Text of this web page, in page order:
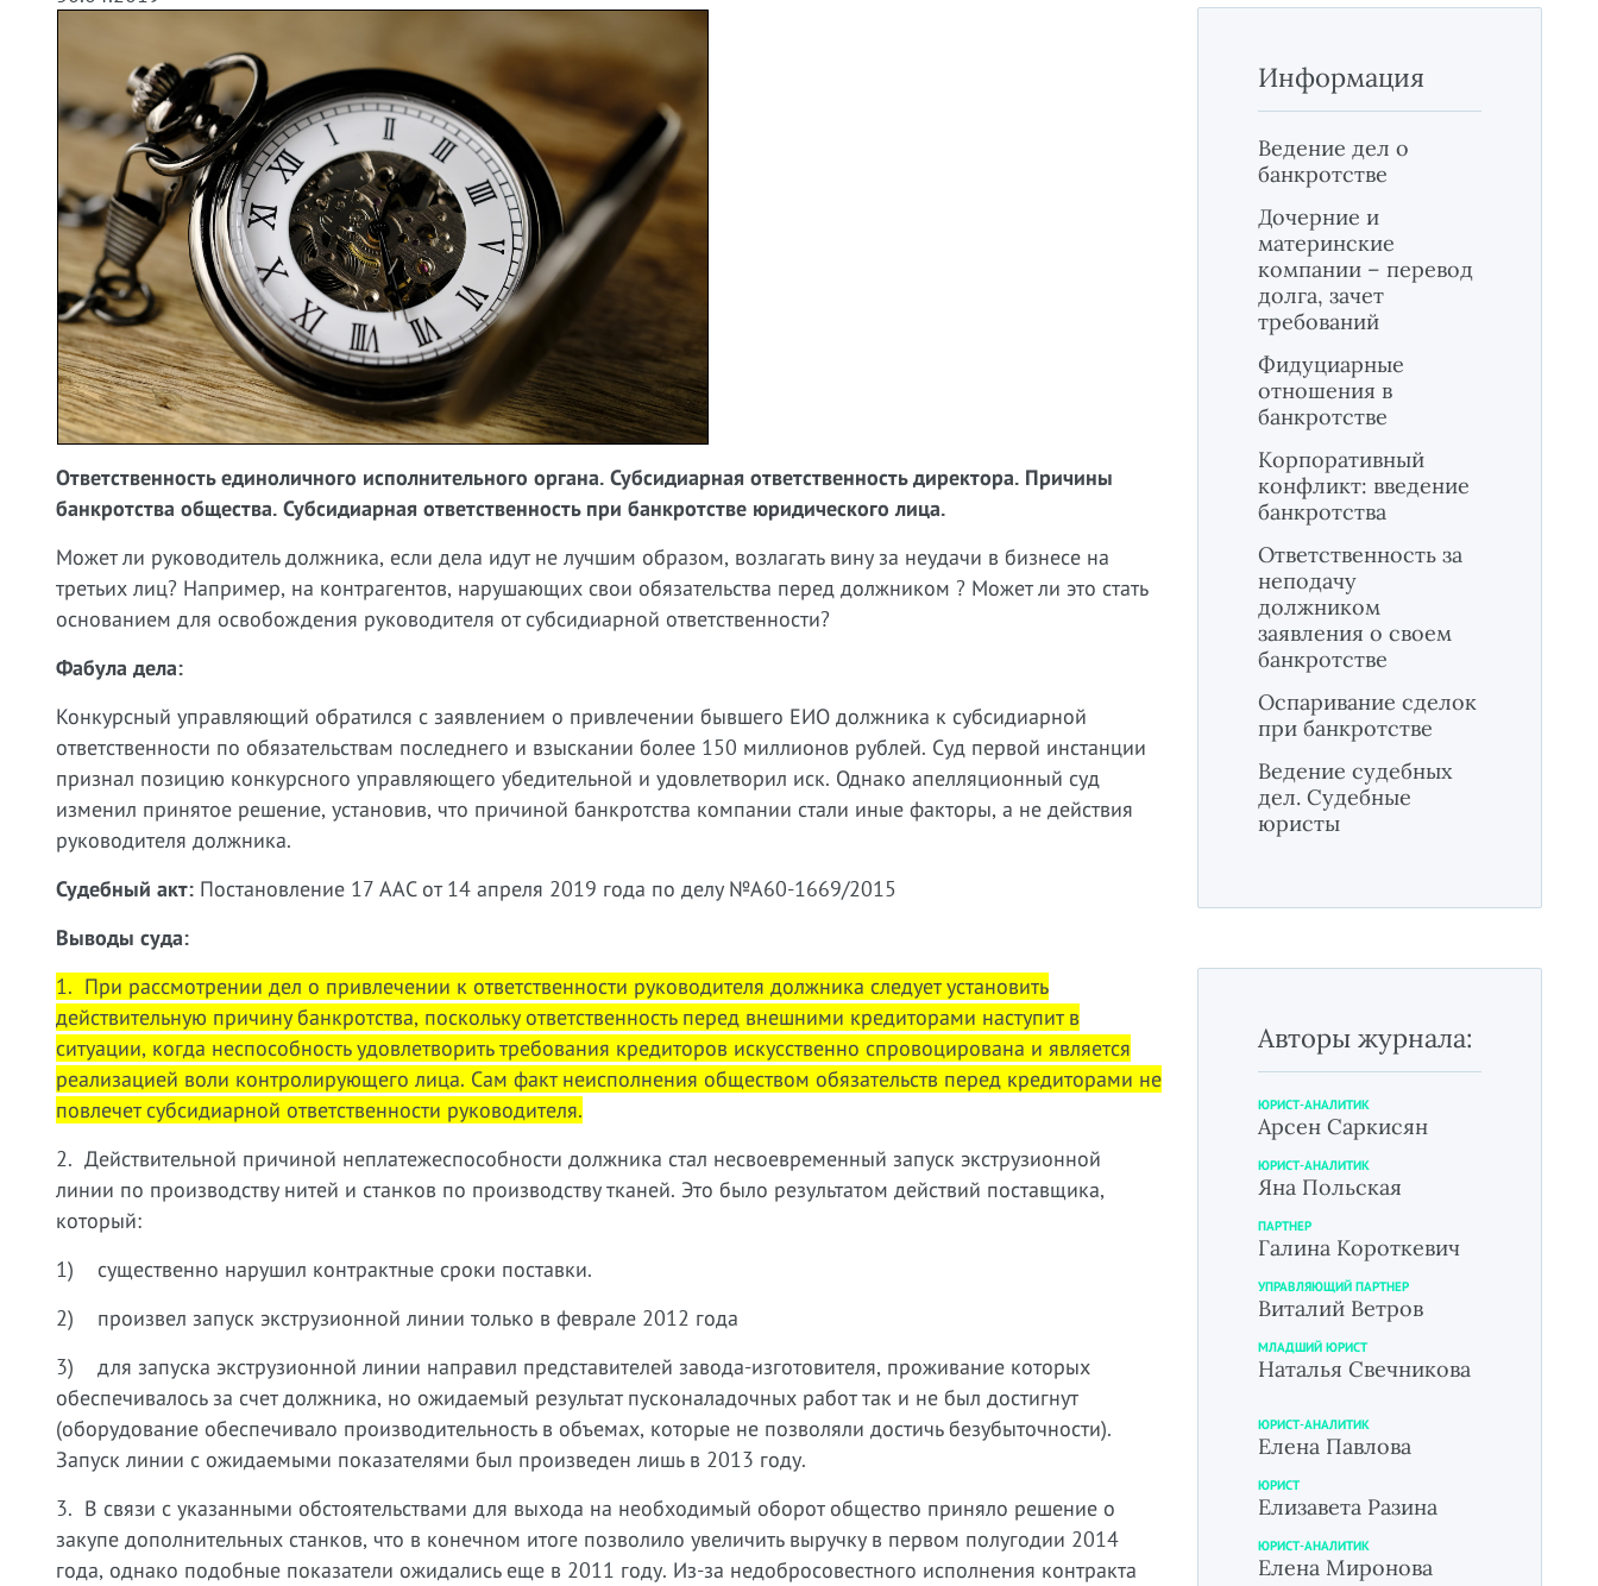
Ответственность единоличного исполнительного органа. Субсидиарная ответственность директора. Причины
банкротства общества. Субсидиарная ответственность при банкротстве юридического лица.
Может ли руководитель должника, если дела идут не лучшим образом, возлагать вину за неудачи в бизнесе на
третьих лиц? Например, на контрагентов, нарушающих свои обязательства перед должником ? Может ли это стать
основанием для освобождения руководителя от субсидиарной ответственности?
Фабула дела:
Конкурсный управляющий обратился с заявлением о привлечении бывшего ЕИО должника к субсидиарной
ответственности по обязательствам последнего и взыскании более 150 миллионов рублей. Суд первой инстанции
признал позицию конкурсного управляющего убедительной и удовлетворил иск. Однако апелляционный суд
изменил принятое решение, установив, что причиной банкротства компании стали иные факторы, а не действия
руководителя должника.
Судебный акт: Постановление 17 ААС от 14 апреля 2019 года по делу №А60-1669/2015
Выводы суда:
1. При рассмотрении дел о привлечении к ответственности руководителя должника следует установить
действительную причину банкротства, поскольку ответственность перед внешними кредиторами наступит в
ситуации, когда неспособность удовлетворить требования кредиторов искусственно спровоцирована и является
реализацией воли контролирующего лица. Сам факт неисполнения обществом обязательств перед кредиторами не
повлечет субсидиарной ответственности руководителя.
2. Действительной причиной неплатежеспособности должника стал несвоевременный запуск экструзионной
линии по производству нитей и станков по производству тканей. Это было результатом действий поставщика,
который:
1) существенно нарушил контрактные сроки поставки.
2) произвел запуск экструзионной линии только в феврале 2012 года
3) для запуска экструзионной линии направил представителей завода-изготовителя, проживание которых
обеспечивалось за счет должника, но ожидаемый результат пусконаладочных работ так и не был достигнут
(оборудование обеспечивало производительность в объемах, которые не позволяли достичь безубыточности).
Запуск линии с ожидаемыми показателями был произведен лишь в 2013 году.
3. В связи с указанными обстоятельствами для выхода на необходимый оборот общество приняло решение о
закупе дополнительных станков, что в конечном итоге позволило увеличить выручку в первом полугодии 2014
года, однако подобные показатели ожидались еще в 2011 году. Из-за недобросовестного исполнения контракта
Информация
Ведение дел о
банкротстве
Дочерние и
материнские
компании – перевод
долга, зачет
требований
Фидуциарные
отношения в
банкротстве
Корпоративный
конфликт: введение
банкротства
Ответственность за
неподачу
должником
заявления о своем
банкротстве
Оспаривание сделок
при банкротстве
Ведение судебных
дел. Судебные
юристы
Авторы журнала:
ЮРИСТ-АНАЛИТИК
Арсен Саркисян
ЮРИСТ-АНАЛИТИК
Яна Польская
ПАРТНЕР
Галина Короткевич
УПРАВЛЯЮЩИЙ ПАРТНЕР
Виталий Ветров
МЛАДШИЙ ЮРИСТ
Наталья Свечникова
ЮРИСТ-АНАЛИТИК
Елена Павлова
ЮРИСТ
Елизавета Разина
ЮРИСТ-АНАЛИТИК
Елена Миронова